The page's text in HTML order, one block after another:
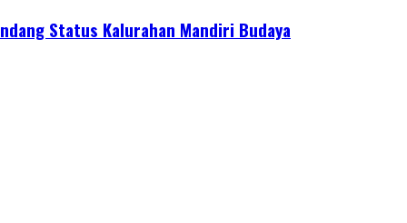
Status Kalurahan Mandiri Budaya